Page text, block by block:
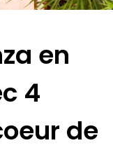
en
4
de